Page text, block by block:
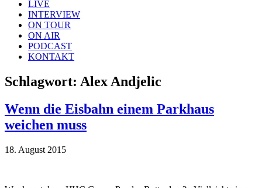
LIVE
INTERVIEW
ON TOUR
ON AIR
PODCAST
KONTAKT
Schlagwort: Alex Andjelic
Wenn die Eisbahn einem Parkhaus
weichen muss
18. August 2015